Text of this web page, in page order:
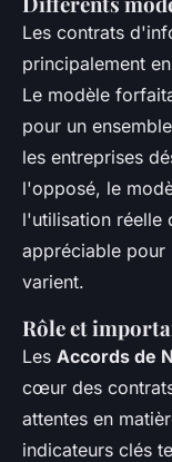
Les contrats
principalement
Le modèle
pour un
les entreprises
l'opposé, le
l'utilisation réelle
appréciable pour
varient.
Rôle et
Les Accords de
cœur des
attentes en
indicateurs clés